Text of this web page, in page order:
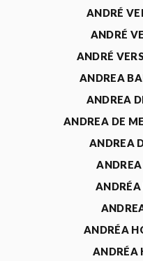
ANDRÉ
ANDRÉ
ANDRÉ
ANDREA
ANDREA
ANDREA DE
ANDREA
ANDRÉA
ANDRÉA